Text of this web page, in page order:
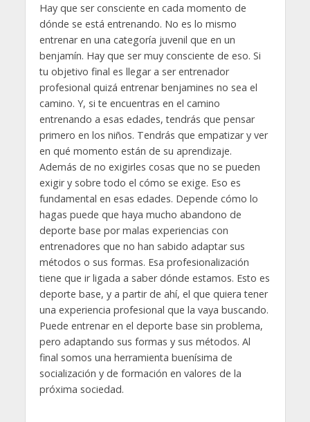
Hay que ser consciente en cada momento de
dónde se está entrenando. No es lo mismo
entrenar en una categoría juvenil que en un
benjamín. Hay que ser muy consciente de eso. Si
tu objetivo final es llegar a ser entrenador
profesional quizá entrenar benjamines no sea el
camino. Y, si te encuentras en el camino
entrenando a esas edades, tendrás que pensar
primero en los niños. Tendrás que empatizar y ver
en qué momento están de su aprendizaje.
Además de no exigirles cosas que no se pueden
exigir y sobre todo el cómo se exige. Eso es
fundamental en esas edades. Depende cómo lo
hagas puede que haya mucho abandono de
deporte base por malas experiencias con
entrenadores que no han sabido adaptar sus
métodos o sus formas. Esa profesionalización
tiene que ir ligada a saber dónde estamos. Esto es
deporte base, y a partir de ahí, el que quiera tener
una experiencia profesional que la vaya buscando.
Puede entrenar en el deporte base sin problema,
pero adaptando sus formas y sus métodos. Al
final somos una herramienta buenísima de
socialización y de formación en valores de la
próxima sociedad.